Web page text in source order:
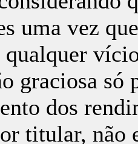
uma vez
qualquer
graciosa só
dos
titular, não